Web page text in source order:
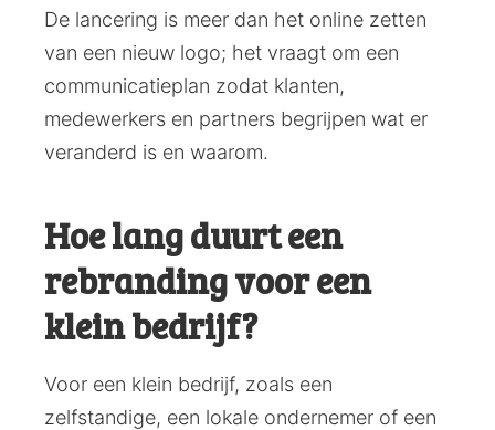
De lancering is meer dan het online zetten
van een nieuw logo; het vraagt om een
communicatieplan zodat klanten,
medewerkers en partners begrijpen wat er
veranderd is en waarom.
Hoe lang duurt een
rebranding voor een
klein bedrijf?
Voor een klein bedrijf, zoals een
zelfstandige, een lokale ondernemer of een